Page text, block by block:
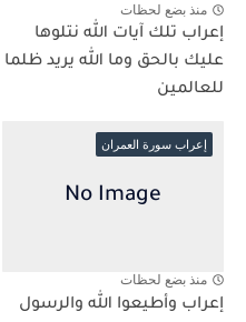
منذ بضع لحظات
إعراب تلك آيات الله نتلوها
عليك بالحق وما الله يريد ظلما
للعالمين
إعراب سورة العمران
منذ بضع لحظات
إعراب وأطيعوا الله والرسول